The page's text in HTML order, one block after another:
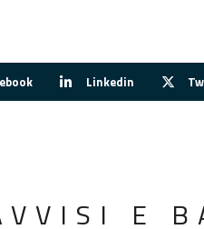
Linkedin
E